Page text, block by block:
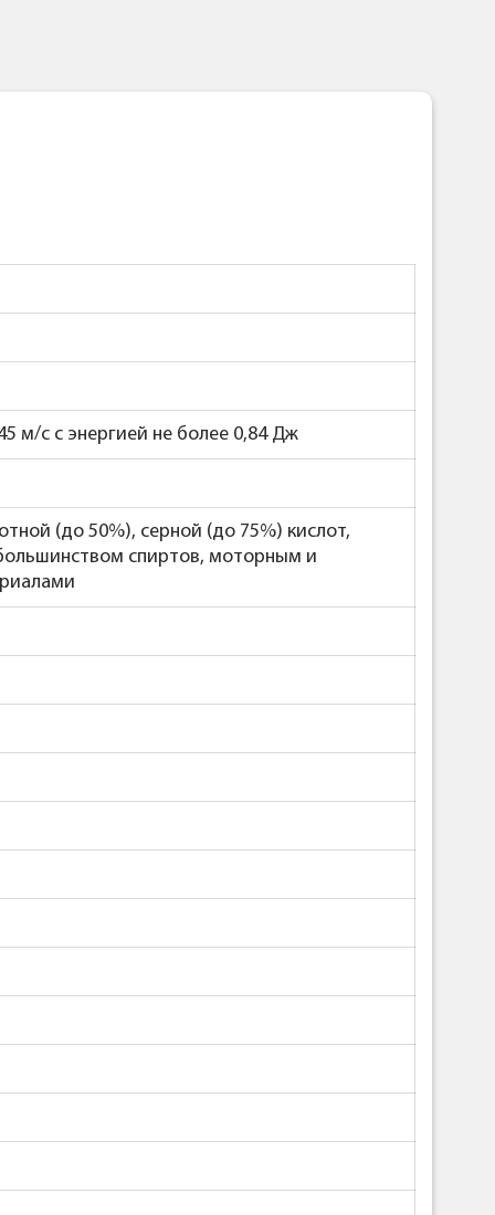
м/с с энергией не более 0,84 Дж
(до 50%), серной (до 75%) кислот,
спиртов, моторным и